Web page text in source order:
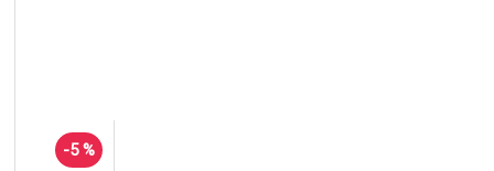
-5 %